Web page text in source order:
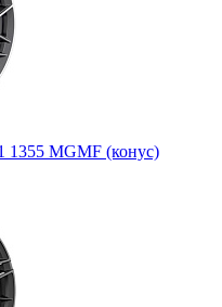
1355 MGMF (конус)